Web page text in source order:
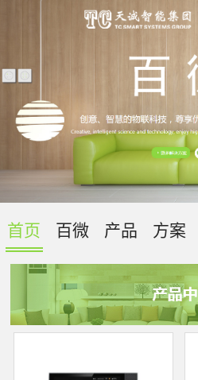
首页 百微 产品 方案